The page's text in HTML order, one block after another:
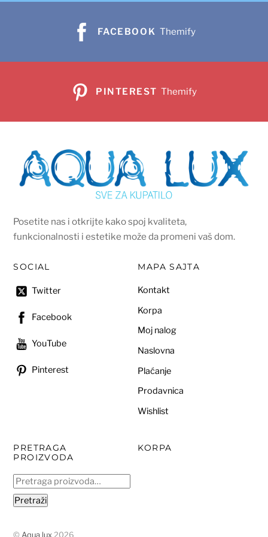
FACEBOOK Themify
PINTEREST Themify
Posetite nas i otkrijte kako spoj kvaliteta,
funkcionalnosti i estetike može da promeni vaš dom.
SOCIAL
Twitter
Facebook
YouTube
Pinterest
MAPA SAJTA
Kontakt
Korpa
Moj nalog
Naslovna
Plaćanje
Prodavnica
Wishlist
PRETRAGA
PROIZVODA
Pretraga
za:
Pretraži
KORPA
© Aqua lux 2026